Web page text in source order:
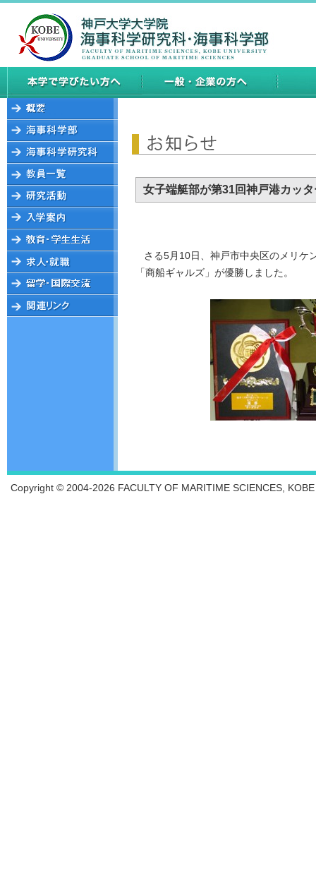
女子端艇部が第31回神戸港カッ
さる5月10日、神戸市中央区のメリケ
「商船ギャルズ」が優勝しました。
Copyright © 2004-2026 FACULTY OF MARITIME SCIENCES,